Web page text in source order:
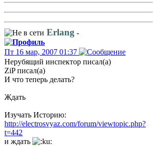
Erlang -
Пт 16 мар, 2007 01:37
Нерубящий инспектор писал(а)
ZiP писал(а)
И что теперь делать?
Ждать
Изучать Историю:
http://electrosvyaz.com/forum/viewtopic.php?
t=442
и ждать